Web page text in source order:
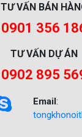
TƯ VẤN BÁN
0901 356
TƯ VẤN DỰ ÁN
0902 895
Email: